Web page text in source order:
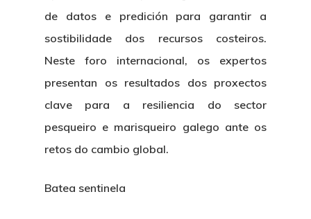
de datos e predición para garantir a
sostibilidade dos recursos costeiros.
Neste foro internacional, os expertos
presentan os resultados dos proxectos
clave para a resiliencia do sector
pesqueiro e marisqueiro galego ante os
retos do cambio global.
Batea sentinela